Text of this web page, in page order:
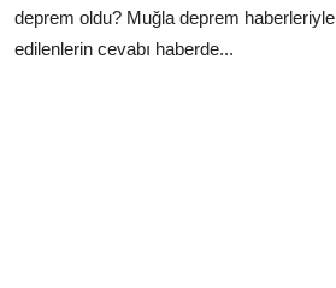
deprem oldu? Muğla deprem
edilenlerin cevabı haberde...